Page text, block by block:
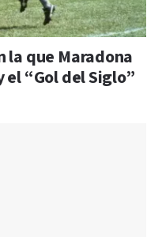
la que Maradona
el “Gol del Siglo”